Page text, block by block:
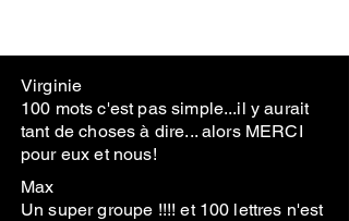
Virginie
100 mots c'est pas simple...il y aurait
tant de choses à dire... alors MERCI
pour eux et nous!
Max
Un super groupe !!!! et 100 lettres n'est